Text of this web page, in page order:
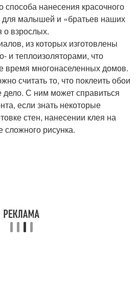
способа нанесения красочного
для малышей и «братьев наших
о взрослых.
из которых изготовлены
и теплоизоляторами, что
время многонаселенных домов.
считать то, что поклеить обои
С ним может справиться
если знать некоторые
стен, нанесении клея на
сложного рисунка.